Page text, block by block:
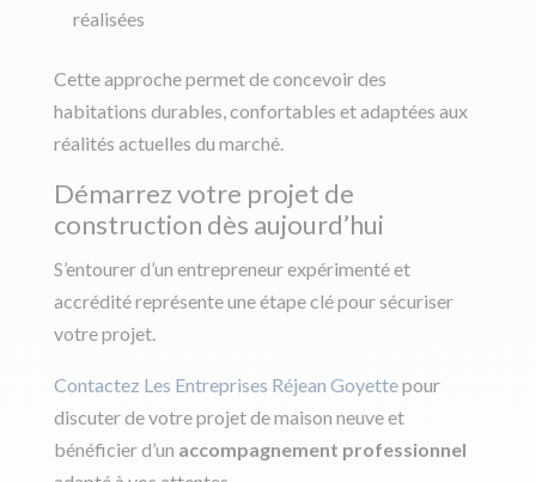
réalisées
Cette approche permet de concevoir des
habitations durables, confortables et adaptées aux
réalités actuelles du marché.
Démarrez votre projet de
construction dès aujourd’hui
S’entourer d’un entrepreneur expérimenté et
accrédité représente une étape clé pour sécuriser
votre projet.
Contactez Les Entreprises Réjean Goyettepour
discuter de votre projet de maison neuve et
bénéficier d’un accompagnement professionnel